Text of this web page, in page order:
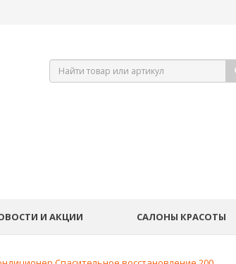
И АКЦИИ САЛОНЫ КРАСОТЫ